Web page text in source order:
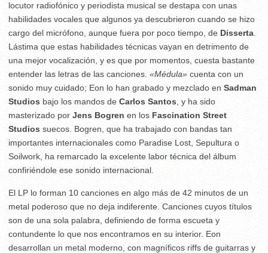
locutor radiofónico y periodista musical se destapa con unas
habilidades vocales que algunos ya descubrieron cuando se hizo
cargo del micrófono, aunque fuera por poco tiempo, de Disserta
Lástima que estas habilidades técnicas vayan en detrimento de
una mejor vocalización, y es que por momentos, cuesta bastante
entender las letras de las canciones. «Médula» cuenta con un
sonido muy cuidado; Eon lo han grabado y mezclado en Sadman
Studios bajo los mandos de Carlos Santos , y ha sido
masterizado por Jens Bogren en los Fascination Street
Studios suecos. Bogren, que ha trabajado con bandas tan
importantes internacionales como Paradise Lost, Sepultura o
Soilwork, ha remarcado la excelente labor técnica del álbum
confiriéndole ese sonido internacional.
El LP lo forman 10 canciones en algo más de 42 minutos de un
metal poderoso que no deja indiferente. Canciones cuyos títulos
son de una sola palabra, definiendo de forma escueta y
contundente lo que nos encontramos en su interior. Eon
desarrollan un metal moderno, con magníficos riffs de guitarras y